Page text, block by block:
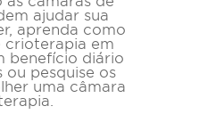
ajudar sua
aprenda como
crioterapia em
benefício diário
ou pesquise os
uma câmara